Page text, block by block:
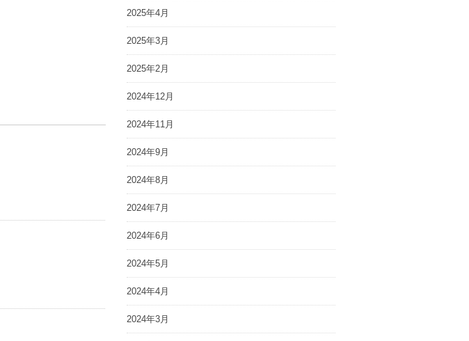
2025年4月
2025年3月
2025年2月
2024年12月
2024年11月
2024年9月
2024年8月
2024年7月
2024年6月
2024年5月
2024年4月
2024年3月